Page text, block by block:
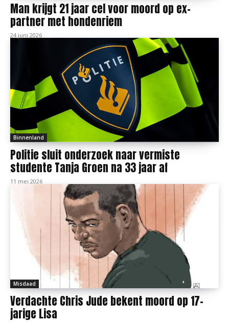
Man krijgt 21 jaar cel voor moord op ex-
partner met hondenriem
24 juni 2026
Binnenland
Politie sluit onderzoek naar vermiste
studente Tanja Groen na 33 jaar af
11 mei 2026
Misdaad
Verdachte Chris Jude bekent moord op 17-
jarige Lisa